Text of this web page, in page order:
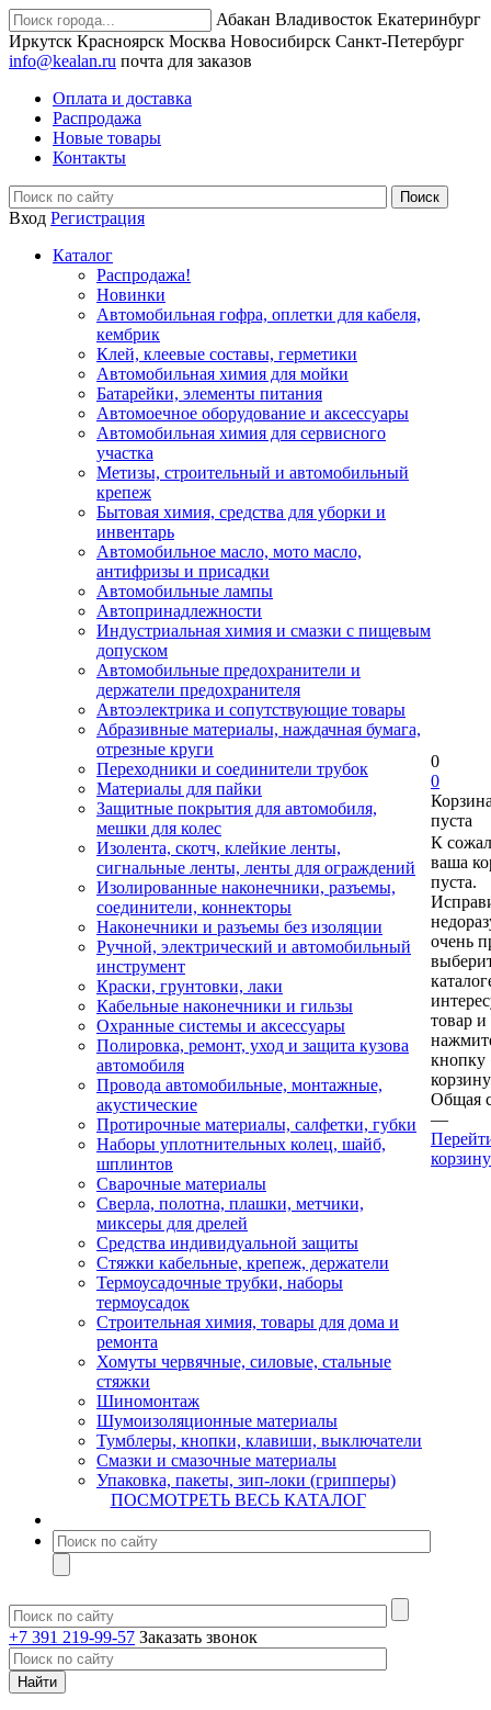
Абакан Владивосток Екатеринбург
Иркутск Красноярск Москва Новосибирск Санкт-Петербург
info@kealan.ru почта для заказов
Оплата и доставка
Распродажа
Новые товары
Контакты
Вход Регистрация
Каталог
Распродажа!
Новинки
Автомобильная гофра, оплетки для кабеля,
кембрик
Клей, клеевые составы, герметики
Автомобильная химия для мойки
Батарейки, элементы питания
Автомоечное оборудование и аксессуары
Автомобильная химия для сервисного
участка
Метизы, строительный и автомобильный
крепеж
Бытовая химия, средства для уборки и
инвентарь
Автомобильное масло, мото масло,
антифризы и присадки
Автомобильные лампы
Автопринадлежности
Индустриальная химия и смазки с пищевым
допуском
Автомобильные предохранители и
держатели предохранителя
Автоэлектрика и сопутствующие товары
Абразивные материалы, наждачная бумага,
отрезные круги
Переходники и соединители трубок
Материалы для пайки
Защитные покрытия для автомобиля,
мешки для колес
Изолента, скотч, клейкие ленты,
сигнальные ленты, ленты для ограждений
Изолированные наконечники, разъемы,
соединители, коннекторы
Наконечники и разъемы без изоляции
Ручной, электрический и автомобильный
инструмент
Краски, грунтовки, лаки
Кабельные наконечники и гильзы
Охранные системы и аксессуары
Полировка, ремонт, уход и защита кузова
автомобиля
Провода автомобильные, монтажные,
акустические
Протирочные материалы, салфетки, губки
Наборы уплотнительных колец, шайб,
шплинтов
Сварочные материалы
Сверла, полотна, плашки, метчики,
миксеры для дрелей
Средства индивидуальной защиты
Стяжки кабельные, крепеж, держатели
Термоусадочные трубки, наборы
термоусадок
Строительная химия, товары для дома и
ремонта
Хомуты червячные, силовые, стальные
стяжки
Шиномонтаж
Шумоизоляционные материалы
Тумблеры, кнопки, клавиши, выключатели
Смазки и смазочные материалы
Упаковка, пакеты, зип-локи (грипперы)
ПОСМОТРЕТЬ ВЕСЬ КАТАЛОГ
+7 391 219-99-57 Заказать звонок
0
0
пуста
К
ваша
пуста.
очень
товар и
кнопку
Общая
—
корзину